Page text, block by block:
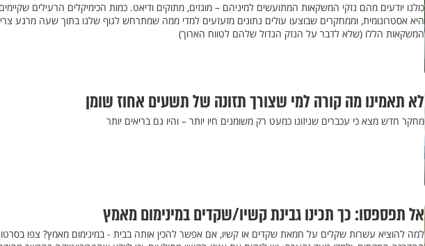
כולנו יודעים מהם נזקי המשקאות המתועשים למיניהם – מוגזים, מתוקים ודיאט. כמות הכימיקלים הרעילים
היא אסטרונומית, וממחקרים שבוצעו עולים נתונים מזעזעים למדי ממה שמתרחש לגוף שלנו בתוך שעה מרגע
המשקאות הללו (שלא לדבר על הנזק הגדול שלהם לטווח הארוך)
לא תאמינו מה קורה למי שצורך תזונה של תשעים אחוז שומן
מחקר חדש מצא כי עכברים שניזונו כמעט רק משומנים חיו יותר – והיו גם בריאים יותר
אל תפספסו: כך תכינו גבינת קשיו/שקדים במינימום מאמץ
למה להוציא עשרות שקלים על חמאת שקדים או קשיו, אם אפשר להכין אותה בבית - במינימום מאמץ? צפו